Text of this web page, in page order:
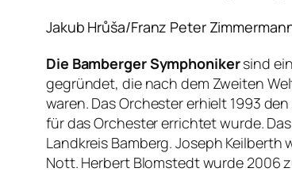
Jakub Hrůša/Franz Peter
Die Bamberger Symphonikersind
gegründet, die nach dem Zweiten
waren. Das Orchester erhielt 1993
für das Orchester errichtet wurde.
Landkreis Bamberg. Joseph
Nott. Herbert Blomstedt wurde 2006